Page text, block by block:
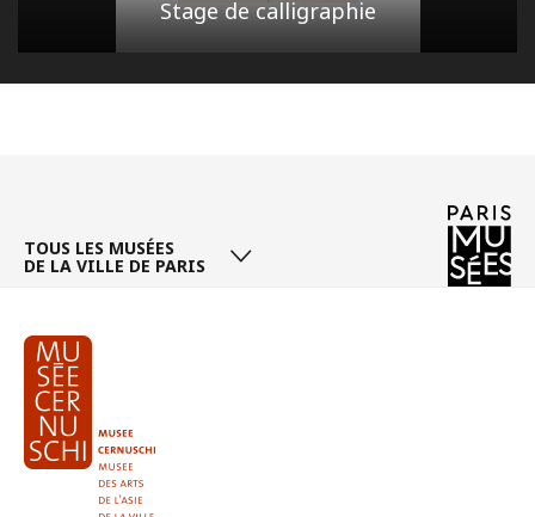
Stage de calligraphie
TOUS LES MUSÉES
DE LA VILLE DE PARIS